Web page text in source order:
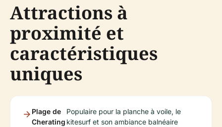
Attractions à
proximité et
caractéristiques
uniques
Plage de
Cherating
Populaire pour la planche à voile, le
kitesurf et son ambiance balnéaire